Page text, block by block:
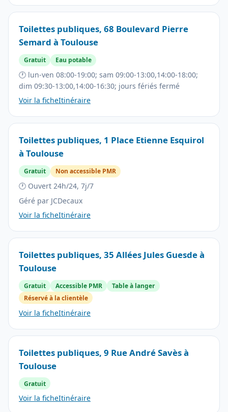
Toilettes publiques, 68 Boulevard Pierre
Semard à Toulouse
Gratuit Eau potable
🕐 lun-ven 08:00-19:00; sam 09:00-13:00,14:00-18:00;
dim 09:30-13:00,14:00-16:30; jours fériés fermé
Voir la ficheItinéraire
Toilettes publiques, 1 Place Etienne Esquirol
à Toulouse
Gratuit Non accessible PMR
🕐 Ouvert 24h/24, 7j/7
Géré par JCDecaux
Voir la ficheItinéraire
Toilettes publiques, 35 Allées Jules Guesde à
Toulouse
Gratuit Accessible PMR
Table à langer
Réservé à la clientèle
Voir la ficheItinéraire
Toilettes publiques, 9 Rue André Savès à
Toulouse
Gratuit
Voir la ficheItinéraire